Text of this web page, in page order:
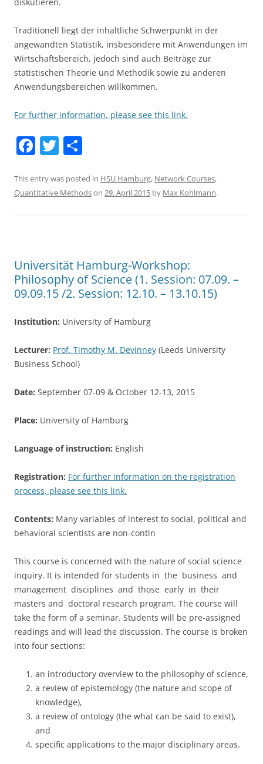
Traditionell liegt der inhaltliche Schwerpunkt in der
angewandten Statistik, insbesondere mit Anwendungen im
Wirtschaftsbereich, jedoch sind auch Beiträge zur
statistischen Theorie und Methodik sowie zu anderen
Anwendungsbereichen willkommen.
For further information, please see this link.
F
c
e
o
k
T
itt
er
ar
e
This entry was posted in HSU Hamburg, Network Courses,
Quantitative Methodson 29. April 2015 by Max Kohlmann.
Universität Hamburg-Workshop:
Philosophy of Science (1. Session: 07.09. –
09.09.15 /2. Session: 12.10. – 13.10.15)
Institution: University of Hamburg
Lecturer: Prof. Timothy M. Devinney (Leeds University
Business School)
Date: September 07-09 & October 12-13, 2015
Place: University of Hamburg
Language of instruction: English
Registration: For further information on the registration
process, please see this link.
Contents: Many variables of interest to social, political and
behavioral scientists are non-contin
This course is concerned with the nature of social science
inquiry. It is intended for students in the business and
management disciplines and those early in their
masters and doctoral research program. The course will
take the form of a seminar. Students will be pre-assigned
readings and will lead the discussion. The course is broken
into four sections:
an introductory overview to the philosophy of science,
a review of epistemology (the nature and scope of
knowledge),
a review of ontology (the what can be said to exist),
and
specific applications to the major disciplinary areas.